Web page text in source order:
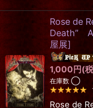
Rose de
Death”
屋展]
1,000 円 (
在庫数 ◯
Rose de